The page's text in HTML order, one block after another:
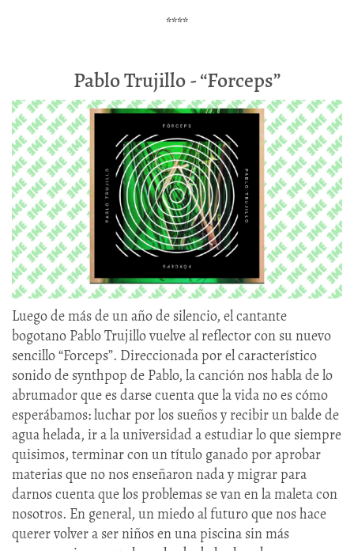
****
Pablo Trujillo - “Forceps”
Luego de más de un año de silencio, el cantante
bogotano Pablo Trujillo vuelve al reflector con su nuevo
sencillo “Forceps”. Direccionada por el característico
sonido de synthpop de Pablo, la canción nos habla de lo
abrumador que es darse cuenta que la vida no es cómo
esperábamos: luchar por los sueños y recibir un balde de
agua helada, ir a la universidad a estudiar lo que siempre
quisimos, terminar con un título ganado por aprobar
materias que no nos enseñaron nada y migrar para
darnos cuenta que los problemas se van en la maleta con
nosotros. En general, un miedo al futuro que nos hace
querer volver a ser niños en una piscina sin más